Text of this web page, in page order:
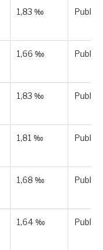
1,83 ‰ Publiée
1,66 ‰ Publiée
1,83 ‰ Publiée
1,81 ‰ Publiée
1,68 ‰ Publiée
1,64 ‰ Publiée